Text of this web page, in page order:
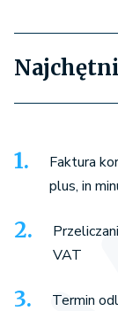
Faktura
plus, in
VAT
Termin